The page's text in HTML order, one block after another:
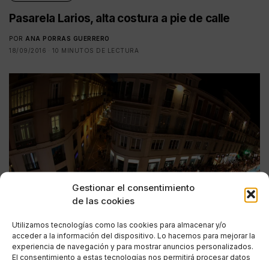
Gestionar el consentimiento
de las cookies
Utilizamos tecnologías como las cookies para almacenar y/o
acceder a la información del dispositivo. Lo hacemos para mejorar la
experiencia de navegación y para mostrar anuncios personalizados.
El consentimiento a estas tecnologías nos permitirá procesar datos
Pasarela Larios, alta costura a pie de calle
POR ANA PORRAS GUERRERO
18/09/2016
10 MINUTOS DE LECTURA